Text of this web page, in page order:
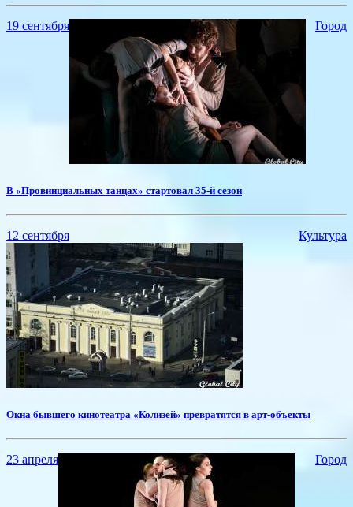
19 сентября Город
В «Провинциальных танцах» стартовал 35-й сезон
12 сентября Культура
Окна бывшего кинотеатра «Колизей» превратятся в арт-объекты
23 апреля Город